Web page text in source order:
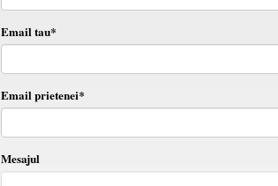
Email tau*
Email prietenei*
Mesajul